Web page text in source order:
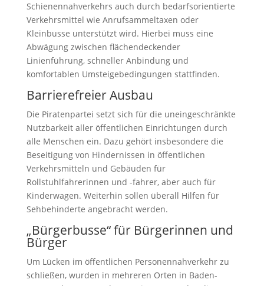
Schienennahverkehrs auch durch bedarfsorientierte
Verkehrsmittel wie Anrufsammeltaxen oder
Kleinbusse unterstützt wird. Hierbei muss eine
Abwägung zwischen flächendeckender
Linienführung, schneller Anbindung und
komfortablen Umsteigebedingungen stattfinden.
Barrierefreier Ausbau
Die Piratenpartei setzt sich für die uneingeschränkte
Nutzbarkeit aller öffentlichen Einrichtungen durch
alle Menschen ein. Dazu gehört insbesondere die
Beseitigung von Hindernissen in öffentlichen
Verkehrsmitteln und Gebäuden für
Rollstuhlfahrerinnen und -fahrer, aber auch für
Kinderwagen. Weiterhin sollen überall Hilfen für
Sehbehinderte angebracht werden.
„Bürgerbusse“ für Bürgerinnen und
Bürger
Um Lücken im öffentlichen Personennahverkehr zu
schließen, wurden in mehreren Orten in Baden-